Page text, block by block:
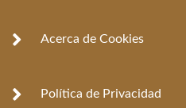
Acerca de Cookies
Política de Privacidad